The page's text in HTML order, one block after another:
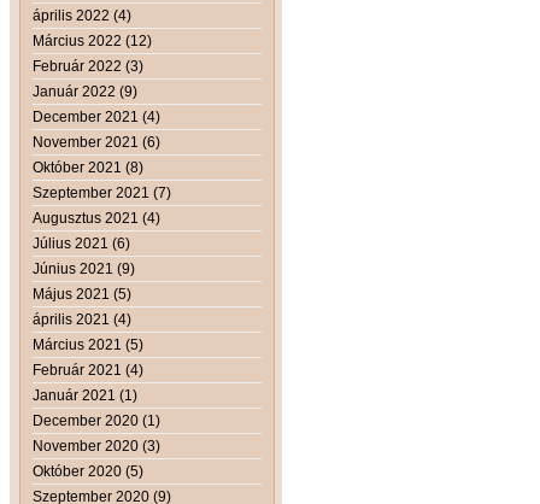
április 2022 (4)
Március 2022 (12)
Február 2022 (3)
Január 2022 (9)
December 2021 (4)
November 2021 (6)
Október 2021 (8)
Szeptember 2021 (7)
Augusztus 2021 (4)
Július 2021 (6)
Június 2021 (9)
Május 2021 (5)
április 2021 (4)
Március 2021 (5)
Február 2021 (4)
Január 2021 (1)
December 2020 (1)
November 2020 (3)
Október 2020 (5)
Szeptember 2020 (9)